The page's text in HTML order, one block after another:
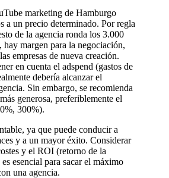
marketing de Hamburgo
a un precio determinado. Por regla
de la agencia ronda los 3.000
hay margen para la negociación,
empresas de nueva creación.
en cuenta el adspend (gastos de
debería alcanzar el
Sin embargo, se recomienda
generosa, preferiblemente el
300%).
ya que puede conducir a
y a un mayor éxito. Considerar
y el ROI (retorno de la
esencial para sacar el máximo
una agencia.